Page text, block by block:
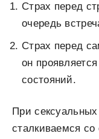
Страх перед
очередь
Страх перед
он
состояний.
При
сталкиваемся